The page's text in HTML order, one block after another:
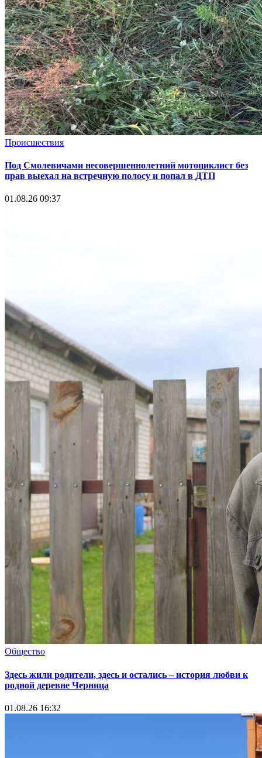
Происшествия
Под Смолевичами несовершеннолетний мотоциклист без
прав выехал на встречную полосу и попал в ДТП
01.08.26 09:37
Общество
Здесь жили родители, здесь и остались – история любви к
родной деревне Черница
01.08.26 16:32